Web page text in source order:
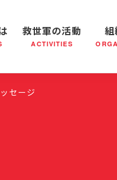
いる社会問題 救世軍
救世軍の活動
ACTIVITIES
救世軍の活動 社会鍋
組織概要
セージ